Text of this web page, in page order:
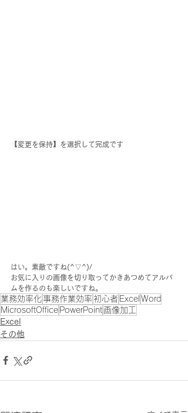
【変更を保持】を選択して完成です
はい。素敵ですね(^▽^)/
お気に入りの画像を切り取ってかきあつめてアルバ
ムを作るのも楽しいですね。
業務効率化事務作業効率 初心者 Excel Word
MicrosoftOffice PowerPoint 画像加工
Excel
その他